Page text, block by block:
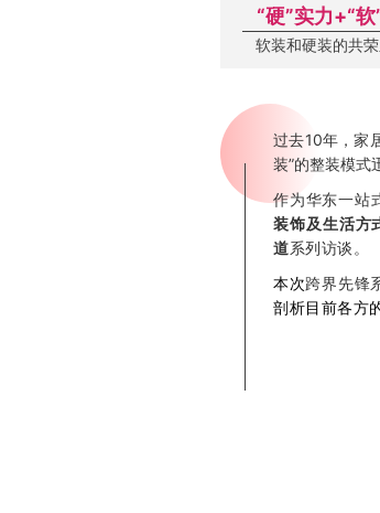
“硬”实力+“
软装和硬装的共
过去10年，家
装”的整装模式
作为华东一站
装饰及生活方
道系列访谈。
本次跨界先锋
剖析目前各方